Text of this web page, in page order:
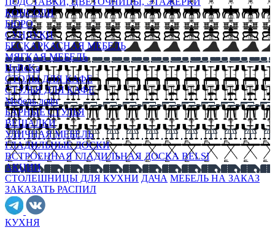
КОНСОЛИ
БЮРО
СУНДУКИ
БЕСКАРКАСНАЯ МЕБЕЛЬ
МЯГКАЯ МЕБЕЛЬ
HoReKa
СТОЛЫ ДЛЯ КАФЕ
СТУЛЬЯ ДЛЯ КАФЕ
Мебель лофт
БАРНЫЕ СТУЛЬЯ
ВЕШАЛКИ
УЛИЧНАЯ МЕБЕЛЬ
ГЛАДИЛЬНЫЕ ДОСКИ
ВСТРОЕННАЯ ГЛАДИЛЬНАЯ ДОСКА BELSI
АКЦИИ
СТОЛЕШНИЦЫ ДЛЯ КУХНИ ДАЧА МЕБЕЛЬ НА ЗАКАЗ
ЗАКАЗАТЬ РАСПИЛ
КУХНЯ